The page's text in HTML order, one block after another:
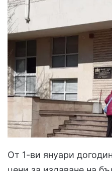
От 1-ви януари